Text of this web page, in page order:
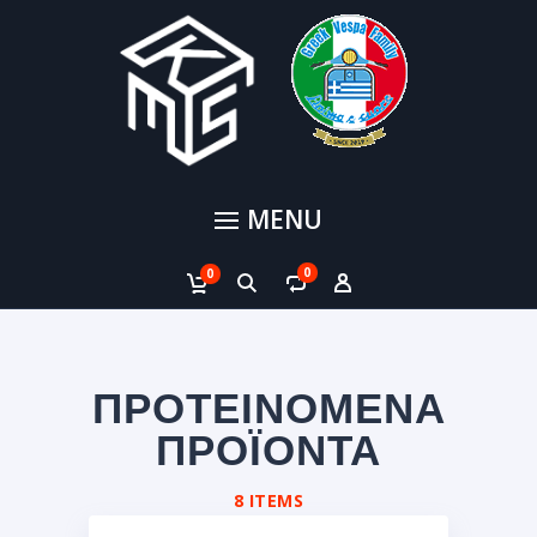
MENU
0 0
ΠΡΟΤΕΙΝΟΜΕΝΑ
ΠΡΟΪΟΝΤΑ
8 ITEMS